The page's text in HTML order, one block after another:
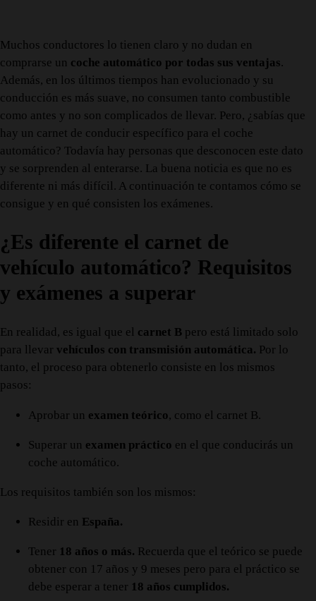
Muchos conductores lo tienen claro y no dudan en
comprarse un coche automático por todas sus ventajas.
Además, en los últimos tiempos han evolucionado y su
conducción es más suave, no consumen tanto combustible
como antes y no son complicados de llevar. Pero, ¿sabías que
hay un carnet de conducir específico para el coche
automático? Todavía hay personas que desconocen este dato
y se sorprenden al enterarse. La buena noticia es que no es
diferente ni más difícil. A continuación te contamos cómo se
consigue y en qué consisten los exámenes.
¿Es diferente el carnet de
vehículo automático? Requisitos
y exámenes a superar
En realidad, es igual que el carnet Bpero está limitado solo
para llevar vehículos con transmisión automática. Por lo
tanto, el proceso para obtenerlo consiste en los mismos
pasos:
Aprobar un examen teórico, como el carnet B.
Superar un examen práctico en el que conducirás un
coche automático.
Los requisitos también son los mismos:
Residir en España.
Tener 18 años o más. Recuerda que el teórico se puede
obtener con 17 años y 9 meses pero para el práctico se
debe esperar a tener 18 años cumplidos.